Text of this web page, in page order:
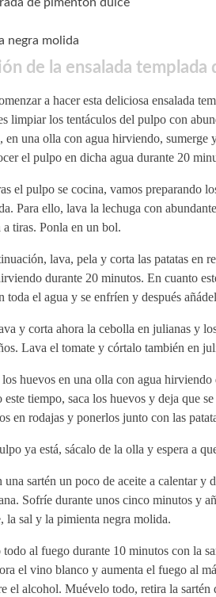
negra molida
de la ensalada templada
a hacer esta deliciosa ensalada
limpiar los tentáculos del pulpo con
en una olla con agua hirviendo, sumerge
el pulpo en dicha agua durante 20
el pulpo se cocina, vamos preparando
Para ello, lava la lechuga con
a tiras. Ponla en un bol.
lava, pela y corta las patatas en
durante 20 minutos. En cuanto
toda el agua y se enfríen y después
y corta ahora la cebolla en julianas y
Lava el tomate y córtalo también en
los huevos en una olla con agua
este tiempo, saca los huevos y deja que
en rodajas y ponerlos junto con las
ya está, sácalo de la olla y espera a
una sartén un poco de aceite a calentar y
Sofríe durante unos cinco minutos y
la sal y la pimienta negra molida.
al fuego durante 10 minutos con la
el vino blanco y aumenta el fuego al
el alcohol. Muévelo todo, retira la sartén